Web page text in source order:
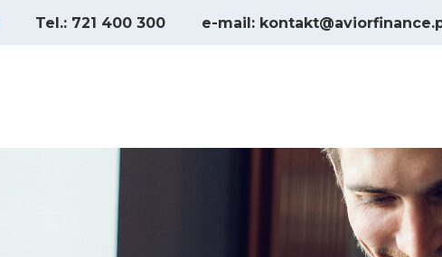
Tel.: 721 400 300 e-mail: